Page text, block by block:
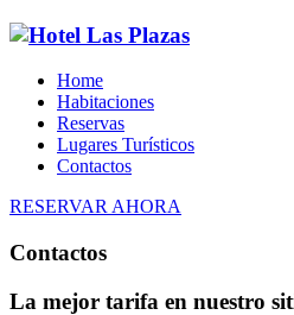
Home
Habitaciones
Reservas
Lugares Turísticos
Contactos
RESERVAR AHORA
Contactos
La mejor tarifa en nuestro